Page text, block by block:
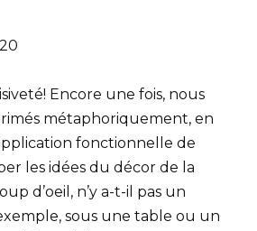
Encore une fois, nous
métaphoriquement, en
fonctionnelle de
les idées du décor de la
d’oeil, n’y a-t-il pas un
sous une table ou un